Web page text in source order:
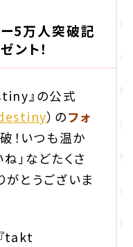
5万人突破記
ント！
』の公式
）のフォ
！ いつも温か
ね」などたくさ
がとうございま
takt